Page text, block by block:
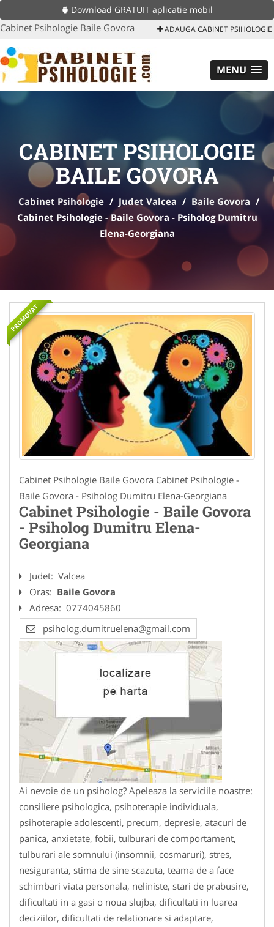
Download GRATUIT aplicatie mobil
Cabinet Psihologie Baile Govora ADAUGA CABINET PSIHOLOGIE
MENU
CABINET PSIHOLOGIE
BAILE GOVORA
Cabinet Psihologie / Judet Valcea / Baile Govora /
Cabinet Psihologie - Baile Govora - Psiholog Dumitru
Elena-Georgiana
PROMOVAT
Cabinet Psihologie Baile Govora Cabinet Psihologie -
Baile Govora - Psiholog Dumitru Elena-Georgiana
Cabinet Psihologie - Baile Govora
- Psiholog Dumitru Elena-
Georgiana
Judet: Valcea
Oras: Baile Govora
Adresa: 0774045860
psiholog.dumitruelena@gmail.com
Ai nevoie de un psiholog? Apeleaza la serviciile noastre:
consiliere psihologica, psihoterapie individuala,
psihoterapie adolescenti, precum, depresie, atacuri de
panica, anxietate, fobii, tulburari de comportament,
tulburari ale somnului (insomnii, cosmaruri), stres,
nesiguranta, stima de sine scazuta, teama de a face
schimbari viata personala, neliniste, stari de prabusire,
dificultati in a gasi o noua slujba, dificultati in luarea
deciziilor, dificultati de relationare si adaptare,